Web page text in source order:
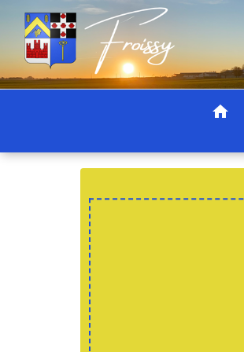
home